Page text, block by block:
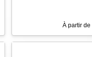
À partir de